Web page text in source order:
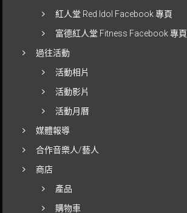
紅人堂 Red Idol Facebook 專頁
富德紅人堂 Fitness Facebook 專頁
過往活動
活動相片
活動影片
活動月曆
媒體報導
合作音樂人/藝人
商店
產品
購物車